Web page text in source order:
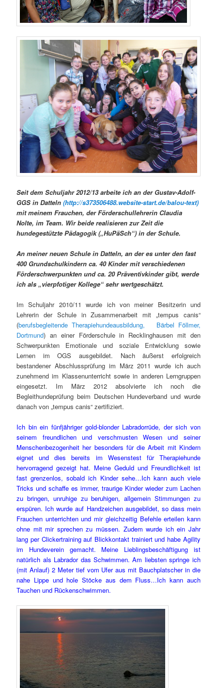
Seit dem Schuljahr 2012/13 arbeite ich an der Gustav-Adolf-
GGS in Datteln(http://s373506488.website-start.de/balou-text)
mit meinem Frauchen, der Förderschullehrerin Claudia
Nolte, im Team. Wir beide realisieren zur Zeit die
hundegestützte Pädagogik („HuPäSch“) in der Schule.
An meiner neuen Schule in Datteln, an der es unter den fast
400 Grundschulkindern ca. 40 Kinder mit verschiedenen
Förderschwerpunkten und ca. 20 Präventivkinder gibt, werde
ich als „vierpfotiger Kollege“ sehr wertgeschätzt.
Im Schuljahr 2010/11 wurde ich von meiner Besitzerin und
Lehrerin der Schule in Zusammenarbeit mit „tempus canis“
(berufsbegleitende Therapiehundeausbildung, Bärbel Föllmer,
Dortmund) an einer Förderschule in Recklinghausen mit den
Schwerpunkten Emotionale und soziale Entwicklung sowie
Lernen im OGS ausgebildet. Nach äußerst erfolgreich
bestandener Abschlussprüfung im März 2011 wurde ich auch
zunehmend im Klassenunterricht sowie in anderen Lerngruppen
eingesetzt. Im März 2012 absolvierte ich noch die
Begleithundeprüfung beim Deutschen Hundeverband und wurde
danach von „tempus canis“ zertifiziert.
Ich bin ein fünfjähriger gold-blonder Labradorrüde, der sich von
seinem freundlichen und verschmusten Wesen und seiner
Menschenbezogenheit her besonders für die Arbeit mit Kindern
eignet und dies bereits im Wesenstest für Therapiehunde
hervorragend gezeigt hat. Meine Geduld und Freundlichkeit ist
fast grenzenlos, sobald ich Kinder sehe…Ich kann auch viele
Tricks und schaffe es immer, traurige Kinder wieder zum Lachen
zu bringen, unruhige zu beruhigen, allgemein Stimmungen zu
erspüren. Ich wurde auf Handzeichen ausgebildet, so dass mein
Frauchen unterrichten und mir gleichzeitig Befehle erteilen kann
ohne mit mir sprechen zu müssen. Zudem wurde ich ein Jahr
lang per Clickertraining auf Blickkontakt trainiert und habe Agility
im Hundeverein gemacht. Meine Lieblingsbeschäftigung ist
natürlich als Labrador das Schwimmen. Am liebsten springe ich
(mit Anlauf) 2 Meter tief vom Ufer aus mit Bauchplatscher in die
nahe Lippe und hole Stöcke aus dem Fluss…Ich kann auch
Tauchen und Rückenschwimmen.